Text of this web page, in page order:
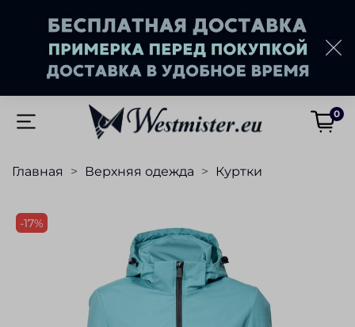
0
Главная Верхняя одежда Куртки
-17%